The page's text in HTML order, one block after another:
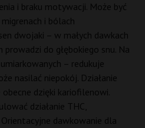
i braku motywacji. Może być
i bólach
dwojaki – w małych dawkach
prowadzi do głębokiego snu. Na
– redukuje
nasilać niepokój. Działanie
dzięki kariofilenowi.
działanie THC,
dawkowanie dla